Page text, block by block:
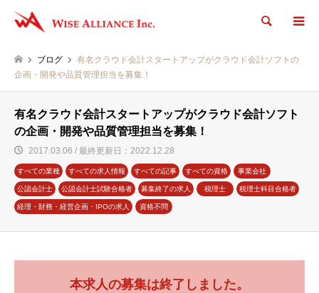
検索
ブログ
有名クラウド会計スタートアップがクラウド会計ソフトの
企画・開発や品質管理担当を募集！
有名クラウド会計スタートアップがクラウド会計ソフト
の企画・開発や品質管理担当を募集！
2017.03.06 / 最終更新日：2022.12.28
すべての業種 すべての求人情報 すべての記事 すべての資格 事業会社
公認会計士 公認会計士試験合格者 募集終了の求人 税理士 税理士科目合格者
経理・財務・経営企画・IPOの求人 資格不問
本求人の募集は終了しました。